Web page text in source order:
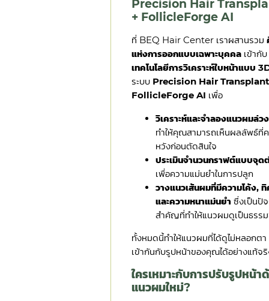
Precision Hair
+ FollicleForge AI
ที่ BEQ Hair Center เราผสานรวม
แห่งการออกแบบเฉพาะบุคคล เข้ากับ
เทคโนโลยีการวิเคราะห์ใบหน้าแบบ
ระบบ Precision Hair
FollicleForge AI เพื่อ
วิเคราะห์และจำลองแนวผมล่ว
ทำให้คุณสามารถเห็นผลลัพธ์ที่
หวังก่อนตัดสินใจ
ประเมินจำนวนกราฟต์แบบจุด
เพื่อความแม่นยำในการปลูก
วางแนวเส้นผมที่มีความโค้ง,
และความหนาแม่นยำ ซึ่งเป็นปั
สำคัญที่ทำให้แนวผมดูเป็นธรร
ทั้งหมดนี้ทำให้แนวผมที่ได้ดูไม่หลอกตา
เข้ากันกับรูปหน้าของคุณได้อย่างแท้จ
ใครเหมาะกับการปรับรูปหน้า
แนวผมใหม่?